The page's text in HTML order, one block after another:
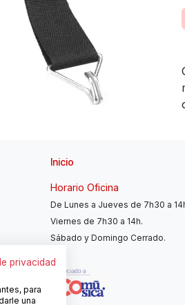
Inicio
Horario Oficina
De Lunes a Jueves de 7h30 a
Viernes de 7h30 a 14h.
Sábado y Domingo Cerrado.
privacidad
para
una